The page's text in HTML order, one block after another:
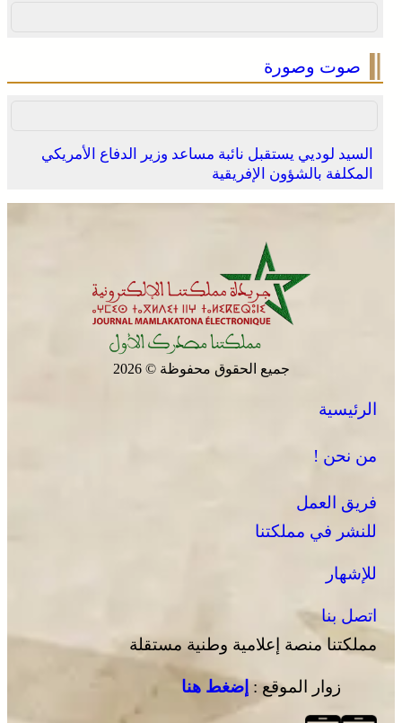
صوت وصورة
السيد لوديي يستقبل نائبة مساعد وزير الدفاع الأمريكي
المكلفة بالشؤون الإفريقية
جميع الحقوق محفوظة © 2026
الرئيسية
من نحن !
فريق العمل
للنشر في مملكتنا
للإشهار
اتصل بنا
مملكتنا منصة إعلامية وطنية مستقلة
زوار الموقع : إضغط هنا